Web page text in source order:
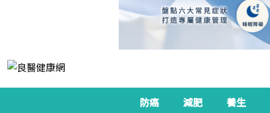
防癌 減肥 養生